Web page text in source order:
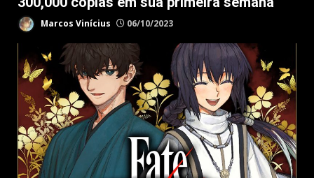
Marcos Vinícius 06/10/2023